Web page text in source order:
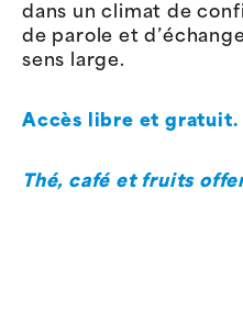
dans un climat de
de parole et
sens large.
Accès libre et gratuit.
Thé, café et fruits